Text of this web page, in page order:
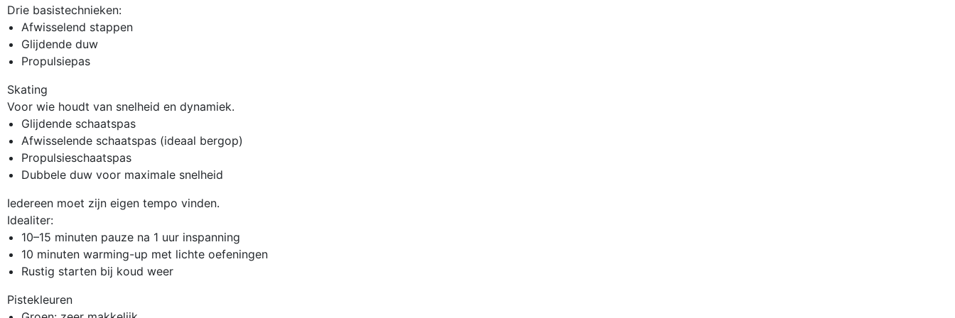
Drie basistechnieken:
Afwisselend stappen
Glijdende duw
Propulsiepas
Skating
Voor wie houdt van snelheid en dynamiek.
Glijdende schaatspas
Afwisselende schaatspas (ideaal bergop)
Propulsieschaatspas
Dubbele duw voor maximale snelheid
Iedereen moet zijn eigen tempo vinden.
Idealiter:
10–15 minuten pauze na 1 uur inspanning
10 minuten warming-up met lichte oefeningen
Rustig starten bij koud weer
Pistekleuren